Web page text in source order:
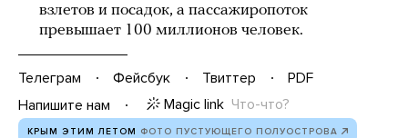
взлетов и посадок, а пассажиропоток
превышает 100 миллионов человек.
Телеграм Фейсбук Твиттер
PDF
Напишите нам
Magic link Что-что?
КРЫМ ЭТИМ ЛЕТОМ ФОТО ПУСТУЮЩЕГО ПОЛУОСТРОВА